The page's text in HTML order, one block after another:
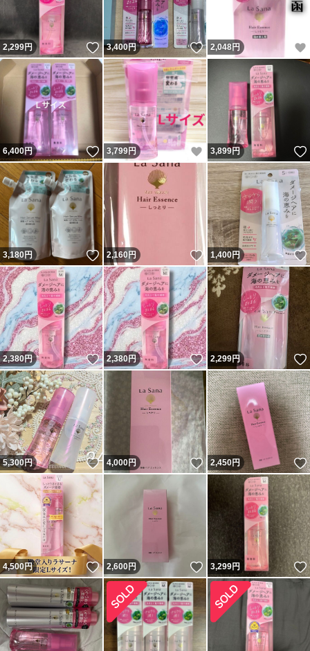
2,299円 いいね！
3,400円 いいね！
2,048円
6,400円 いいね！
3,799円 いいね！
3,899円
3,180円 いいね！
2,160 円 いいね！
1,400円
2,380円 いいね！
2,380円 いいね！
2,299円
5,300円 いいね！
4,000円 いいね！
2,450円
4,500円 いいね！
2,600円 いいね！
3,299円